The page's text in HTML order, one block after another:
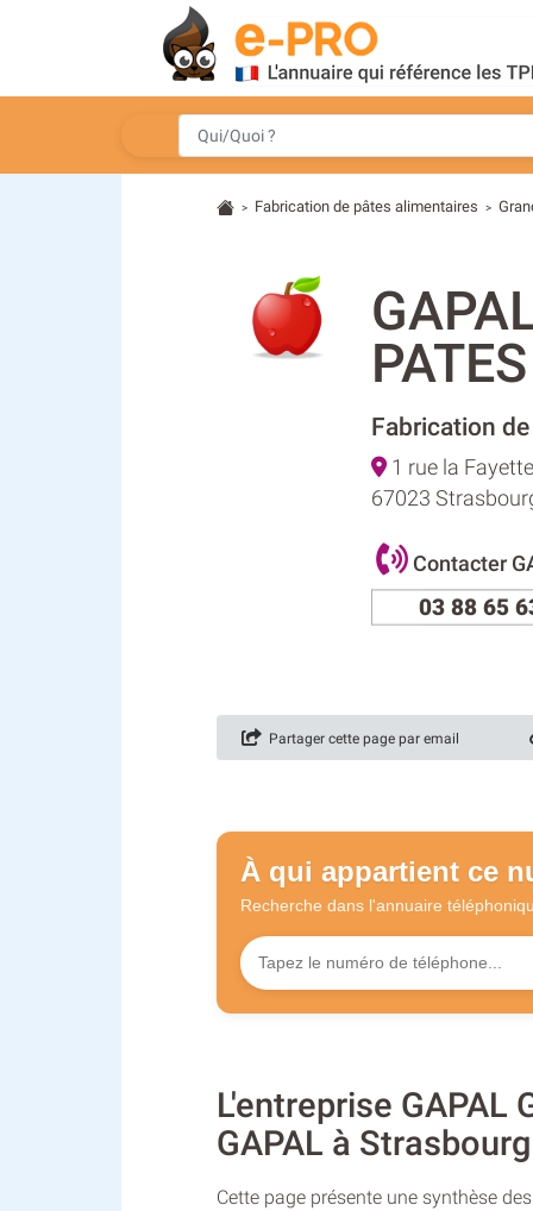
> Fabrication de pâtes alimentaires >
Fabrication
1 rue la Fayette
67023
Contacter
03 88 65
Partager cette page par email
À qui appartient ce
Recherche dans l'annuaire
L'entreprise GAPAL
GAPAL à Strasbourg
Cette page présente une synthèse